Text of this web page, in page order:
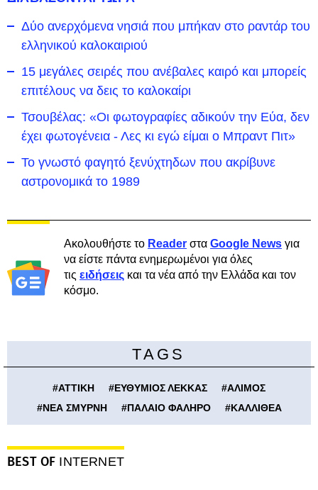
Δύο ανερχόμενα νησιά που μπήκαν στο ραντάρ του
ελληνικού καλοκαιριού
15 μεγάλες σειρές που ανέβαλες καιρό και μπορείς
επιτέλους να δεις το καλοκαίρι
Τσουβέλας: «Οι φωτογραφίες αδικούν την Εύα, δεν
έχει φωτογένεια - Λες κι εγώ είμαι ο Μπραντ Πιτ»
Το γνωστό φαγητό ξενύχτηδων που ακρίβυνε
αστρονομικά το 1989
Ακολουθήστε το Reader στα Google News για
να είστε πάντα ενημερωμένοι για όλες
τις ειδήσεις και τα νέα από την Ελλάδα και τον
κόσμο.
TAGS
#ΑΤΤΙΚΗ #ΕΥΘΥΜΙΟΣ ΛΕΚΚΑΣ #ΑΛΙΜΟΣ
#ΝΕΑ ΣΜΥΡΝΗ #ΠΑΛΑΙΟ ΦΑΛΗΡΟ #ΚΑΛΛΙΘΕΑ
BEST OF INTERNET